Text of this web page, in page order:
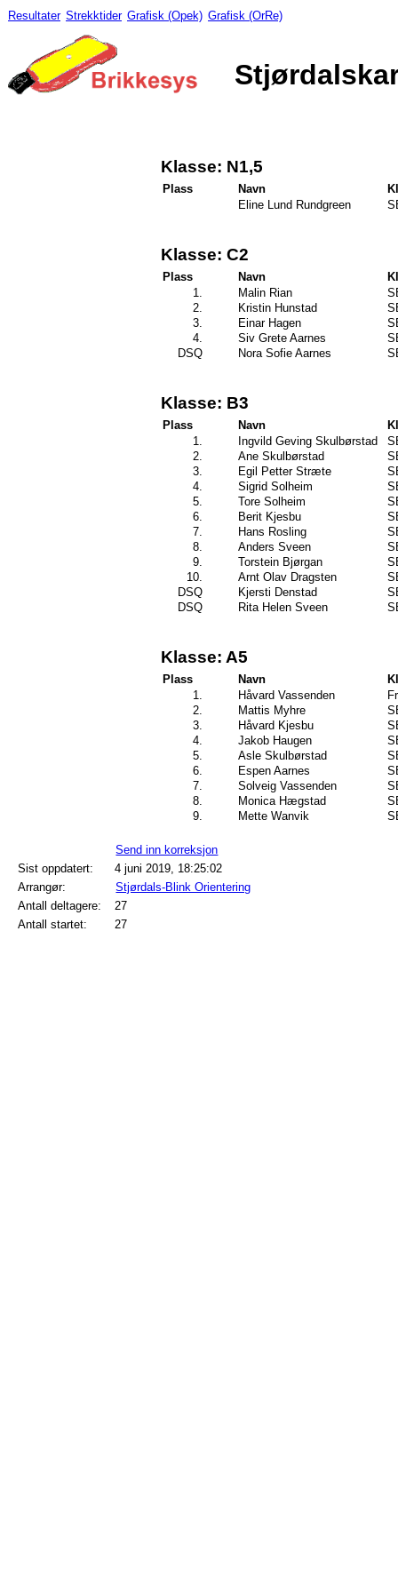
Resultater Strekktider Grafisk (Opek) Grafisk (OrRe)
Klasse: N1,5
Plass Navn
Eline Lund Rundgreen
Klasse: C2
Plass Navn
1.
Malin Rian
2.
Kristin Hunstad
3.
Einar Hagen
4.
Siv Grete Aarnes
DSQ
Nora Sofie Aarnes
Klasse: B3
Plass Navn
1.
Ingvild Geving Skulbørstad
2.
Ane Skulbørstad
3.
Egil Petter Stræte
4.
Sigrid Solheim
5.
Tore Solheim
6.
Berit Kjesbu
7.
Hans Rosling
8.
Anders Sveen
9.
Torstein Bjørgan
10.
Arnt Olav Dragsten
DSQ
Kjersti Denstad
DSQ
Rita Helen Sveen
Klasse: A5
Plass Navn
1.
Håvard Vassenden
2.
Mattis Myhre
3.
Håvard Kjesbu
4.
Jakob Haugen
5.
Asle Skulbørstad
6.
Espen Aarnes
7.
Solveig Vassenden
8.
Monica Hægstad
9.
Mette Wanvik
Send inn korreksjon
Sist oppdatert:
4 juni 2019, 18:25:02
Arrangør:
Stjørdals-Blink Orientering
Antall deltagere:
27
Antall startet:
27